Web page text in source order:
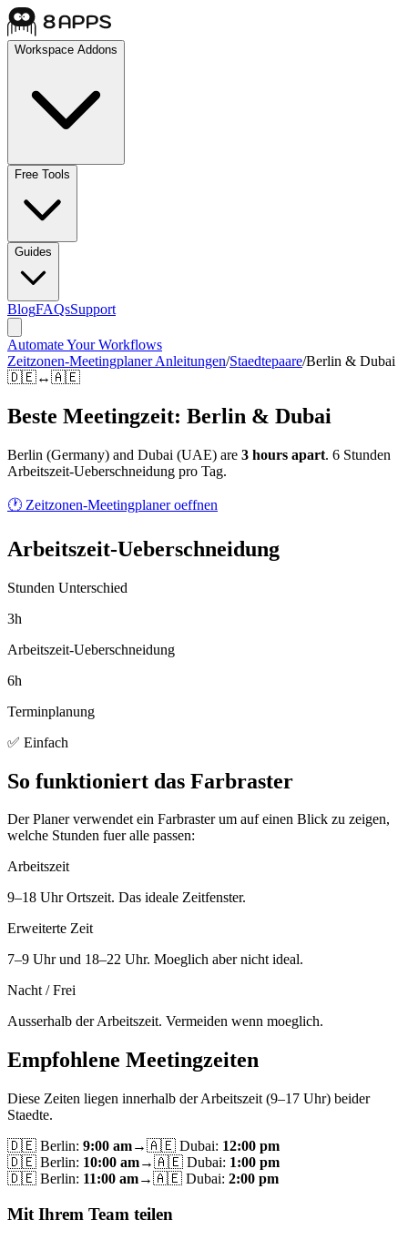
Workspace Addons
Free Tools
Guides
BlogFAQsSupport
Automate Your Workflows
Zeitzonen-Meetingplaner Anleitungen/Staedtepaare/Berlin & Dubai
🇩🇪↔🇦🇪
Beste Meetingzeit: Berlin & Dubai
Berlin (Germany) and Dubai (UAE) are 3 hours apart. 6 Stunden
Arbeitszeit-Ueberschneidung pro Tag.
🕐 Zeitzonen-Meetingplaner oeffnen
Arbeitszeit-Ueberschneidung
Stunden Unterschied
3h
Arbeitszeit-Ueberschneidung
6h
Terminplanung
✅ Einfach
So funktioniert das Farbraster
Der Planer verwendet ein Farbraster um auf einen Blick zu zeigen,
welche Stunden fuer alle passen:
Arbeitszeit
9–18 Uhr Ortszeit. Das ideale Zeitfenster.
Erweiterte Zeit
7–9 Uhr und 18–22 Uhr. Moeglich aber nicht ideal.
Nacht / Frei
Ausserhalb der Arbeitszeit. Vermeiden wenn moeglich.
Empfohlene Meetingzeiten
Diese Zeiten liegen innerhalb der Arbeitszeit (9–17 Uhr) beider
Staedte.
🇩🇪 Berlin: 9:00 am→🇦🇪 Dubai: 12:00 pm
🇩🇪 Berlin: 10:00 am→🇦🇪 Dubai: 1:00 pm
🇩🇪 Berlin: 11:00 am→🇦🇪 Dubai: 2:00 pm
Mit Ihrem Team teilen